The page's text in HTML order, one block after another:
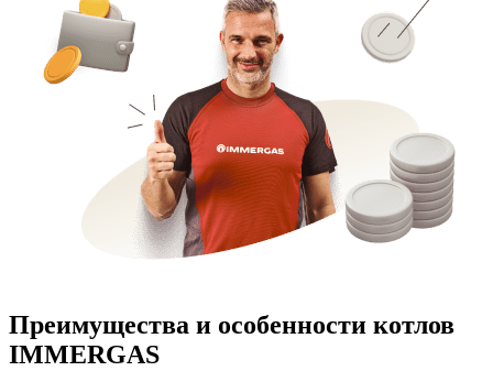
Преимущества и особенности котлов
IMMERGAS